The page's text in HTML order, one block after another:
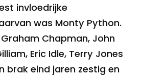
invloedrijke
was Monty Python.
Chapman, John
Eric Idle, Terry Jones
brak eind jaren zestig en